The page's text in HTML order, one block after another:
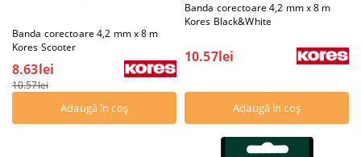
Banda corectoare 4,2 mm x 8 m
Kores Scooter
8.63lei
10.57lei
Banda corectoare 4,2 mm x 8 m
Kores Black&White
10.57lei